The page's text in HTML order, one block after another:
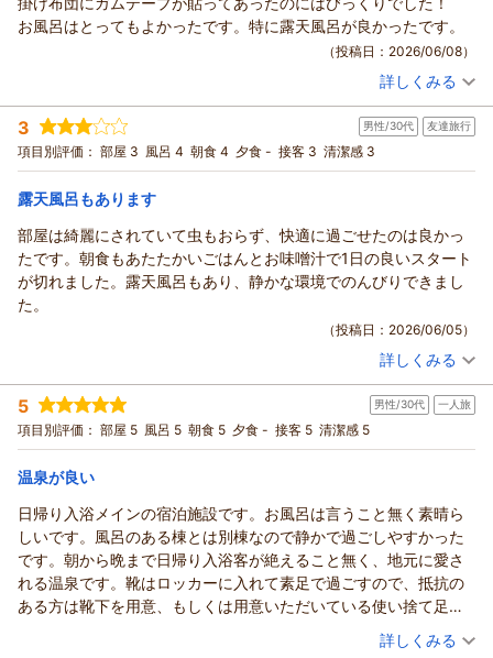
お風呂はとってもよかったです。特に露天風呂が良かったです。
（投稿日：2026/06/08）
投稿者： まりんさん(女性/50代)
宿泊プラン： 最終イン22時までOK！源泉かけ流しの温泉をたっぷり満喫♪ビ
ジネス・観光に♪素泊まり
和室 食事なし
宿泊価格帯： 6,001～7,000円(大人一人あたり/税込)
詳しくみる
3 男性/30代 友達旅行
項目別評価： 部屋 3 風呂 4 朝食 4 夕食 - 接客 3 清潔感 3
露天風呂もあります
部屋は綺麗にされていて虫もおらず、快適に過ごせたのは良かっ
たです。朝食もあたたかいごはんとお味噌汁で1日の良いスタート
が切れました。露天風呂もあり、静かな環境でのんびりできまし
た。
（投稿日：2026/06/05）
投稿者： MESTRさん(男性/30代)
宿泊プラン： 【朝食付】和朝食で元気いっぱいの1日をスタート！チェック
インは22時までOK
和室 朝のみ
宿泊価格帯： 7,001～8,000円(大人一人あたり/税込)
詳しくみる
5 男性/30代 一人旅
項目別評価： 部屋 5 風呂 5 朝食 5 夕食 - 接客 5 清潔感 5
温泉が良い
日帰り入浴メインの宿泊施設です。お風呂は言うこと無く素晴ら
しいです。風呂のある棟とは別棟なので静かで過ごしやすかった
です。朝から晩まで日帰り入浴客が絶えること無く、地元に愛さ
れる温泉です。靴はロッカーに入れて素足で過ごすので、抵抗の
ある方は靴下を用意、もしくは用意いただいている使い捨て足袋
（投稿日：2026/05/19）
詳しくみる